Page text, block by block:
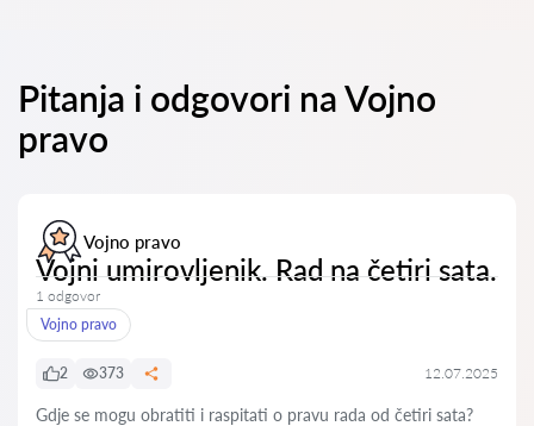
Pitanja i odgovori na Vojno
pravo
Vojno pravo
Vojni umirovljenik. Rad na četiri sata.
1 odgovor
Vojno pravo
2 373 12.07.2025
Gdje se mogu obratiti i raspitati o pravu rada od četiri sata?